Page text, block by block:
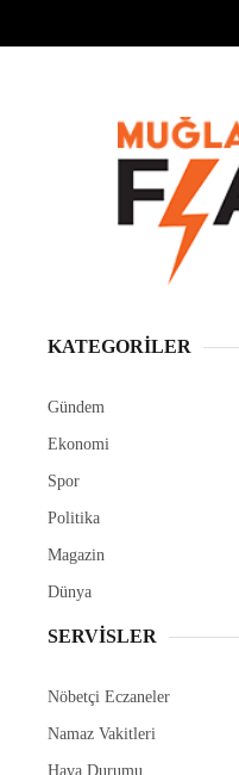
KATEGORİLER
Gündem
Ekonomi
Spor
Politika
Magazin
Dünya
SERVİSLER
Nöbetçi Eczaneler
Namaz Vakitleri
Hava Durumu